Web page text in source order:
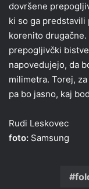
dovršene
ki so ga predstavili
korenito
prepogljivčki
napovedujejo, da
milimetra. Torej,
pa bo jasno, kaj
Rudi Leskovec
foto: Samsung